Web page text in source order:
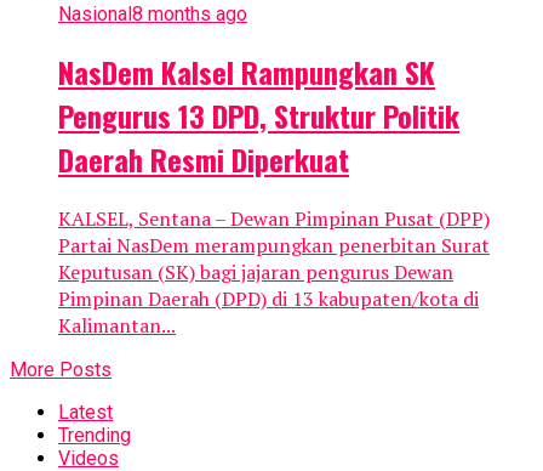
Nasional8 months ago
NasDem Kalsel Rampungkan SK
Pengurus 13 DPD, Struktur Politik
Daerah Resmi Diperkuat
KALSEL, Sentana – Dewan Pimpinan Pusat (DPP)
Partai NasDem merampungkan penerbitan Surat
Keputusan (SK) bagi jajaran pengurus Dewan
Pimpinan Daerah (DPD) di 13 kabupaten/kota di
Kalimantan...
More Posts
Latest
Trending
Videos